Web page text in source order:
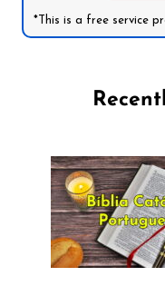
*This is a free service